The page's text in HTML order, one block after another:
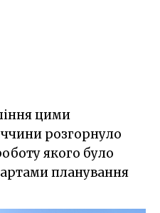
цими
розгорнуло
якого було
планування